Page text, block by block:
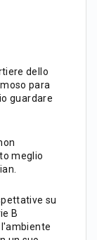
dello
para
guardare
meglio
su
B